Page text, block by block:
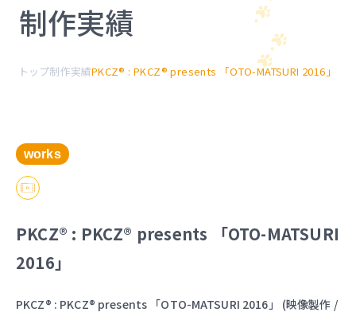
制作実績
トップ制作実績PKCZ® : PKCZ® presents 「OTO-MATSURI 2016」
works
PKCZ® : PKCZ® presents 「OTO-MATSURI
2016」
PKCZ® : PKCZ® presents 「OTO-MATSURI 2016」 (映像製作 /